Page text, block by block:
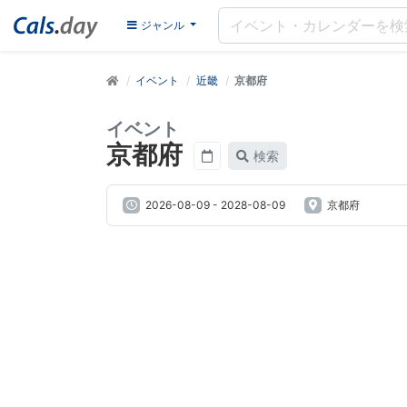
ジャンル
イベント 近畿 京都府
イベント
京都府 検索
2026-08-09 - 2028-08-09 京都府